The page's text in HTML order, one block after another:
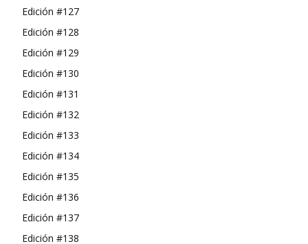
Edición #127
Edición #128
Edición #129
Edición #130
Edición #131
Edición #132
Edición #133
Edición #134
Edición #135
Edición #136
Edición #137
Edición #138